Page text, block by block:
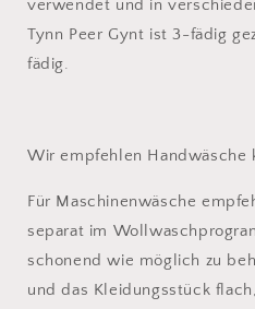
verwendet und in
Tynn Peer Gynt ist 3-fädig
fädig.
Wir empfehlen Handwäsche
Für Maschinenwäsche
separat im
schonend wie möglich zu
und das Kleidungsstück